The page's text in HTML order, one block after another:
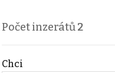
Počet inzerátů2
Chci